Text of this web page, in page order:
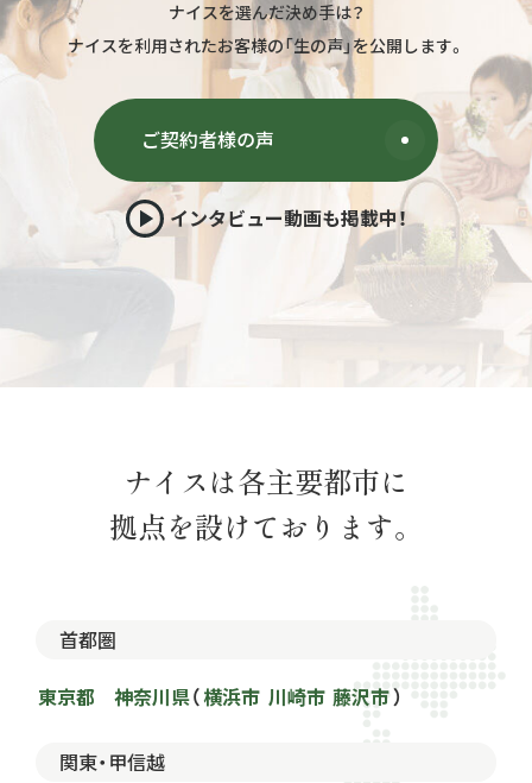
ナイスを選んだ決め手は？
ナイスを利用されたお客様の「生の声」を公開します。
ご契約者様の声
インタビュー動画も掲載中！
ナイスは各主要都市に
拠点を設けております。
首都圏
東京都 神奈川県（横浜市 川崎市 藤沢市 ）
関東・甲信越